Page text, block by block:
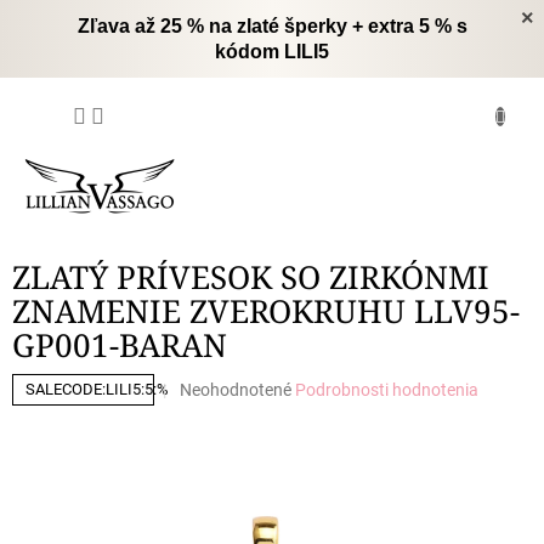
×
Zľava až 25 % na zlaté šperky + extra 5 % s
kódom LILI5
ZLATÝ PRÍVESOK SO ZIRKÓNMI
ZNAMENIE ZVEROKRUHU LLV95-
GP001-BARAN
SALECODE:LILI5:5:%
Priemerné
Neohodnotené Podrobnosti hodnotenia